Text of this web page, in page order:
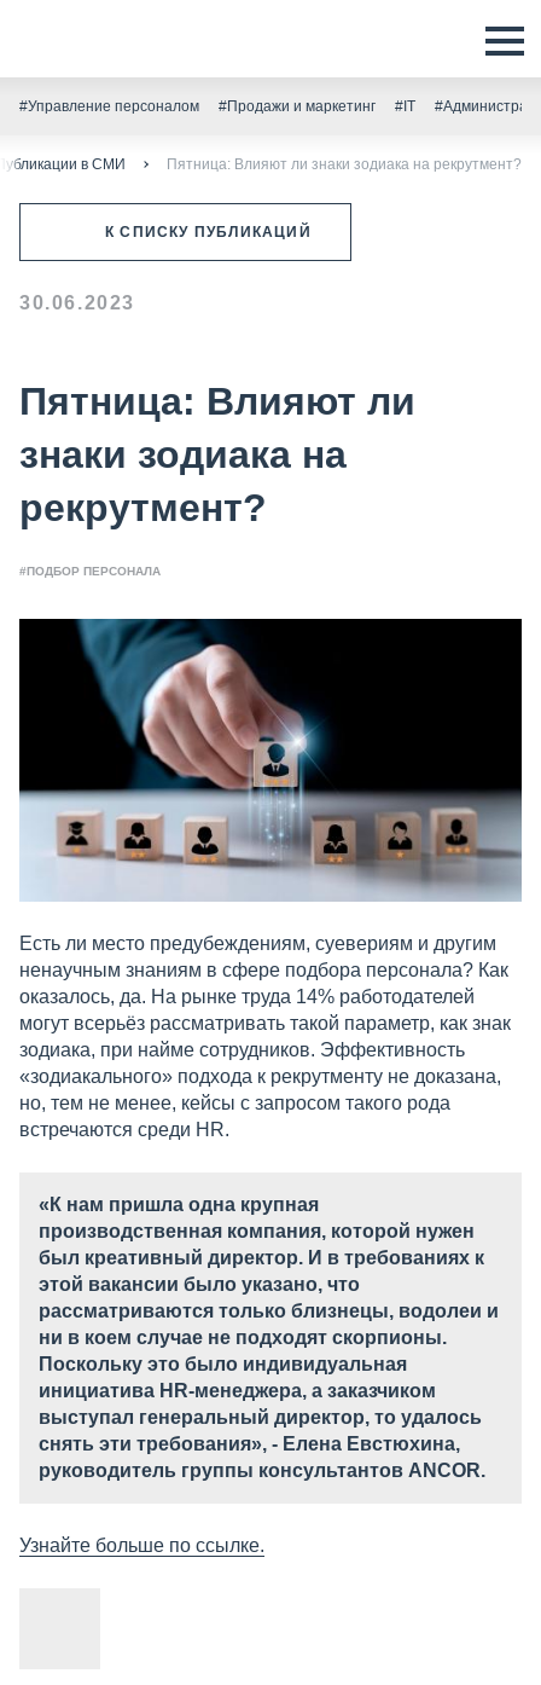
#Управление персоналом #Продажи и маркетинг #IT
в СМИ Пятница: Влияют ли знаки зодиака на рекрутмент?
К СПИСКУ ПУБЛИКАЦИЙ
30.06.2023
Пятница: Влияют ли
знаки зодиака на
рекрутмент?
#ПОДБОР ПЕРСОНАЛА
Есть ли место предубеждениям, суевериям и другим
ненаучным знаниям в сфере подбора персонала? Как
оказалось, да. На рынке труда 14% работодателей
могут всерьёз рассматривать такой параметр, как знак
зодиака, при найме сотрудников. Эффективность
«зодиакального» подхода к рекрутменту не доказана,
но, тем не менее, кейсы с запросом такого рода
встречаются среди HR.
«К нам пришла одна крупная
производственная компания, которой нужен
был креативный директор. И в требованиях к
этой вакансии было указано, что
рассматриваются только близнецы, водолеи и
ни в коем случае не подходят скорпионы.
Поскольку это было индивидуальная
инициатива HR-менеджера, а заказчиком
выступал генеральный директор, то удалось
снять эти требования», - Елена Евстюхина,
руководитель группы консультантов ANCOR.
Узнайте больше по ссылке.